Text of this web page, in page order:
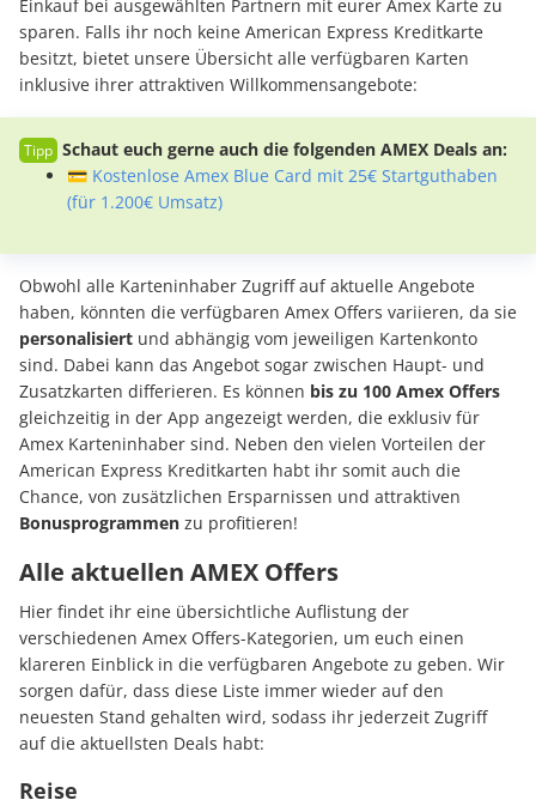
Einkauf bei ausgewählten Partnern mit eurer Amex Karte zu
sparen. Falls ihr noch keine American Express Kreditkarte
besitzt, bietet unsere Übersicht alle verfügbaren Karten
inklusive ihrer attraktiven Willkommensangebote:
Schaut euch gerne auch die folgenden AMEX Deals an:
💳 Kostenlose Amex Blue Card mit 25€ Startguthaben
(für 1.200€ Umsatz)
Obwohl alle Karteninhaber Zugriff auf aktuelle Angebote
haben, könnten die verfügbaren Amex Offers variieren, da sie
personalisiert und abhängig vom jeweiligen Kartenkonto
sind. Dabei kann das Angebot sogar zwischen Haupt- und
Zusatzkarten differieren. Es können bis zu 100 Amex Offers
gleichzeitig in der App angezeigt werden, die exklusiv für
Amex Karteninhaber sind. Neben den vielen Vorteilen der
American Express Kreditkarten habt ihr somit auch die
Chance, von zusätzlichen Ersparnissen und attraktiven
Bonusprogrammen zu profitieren!
Alle aktuellen AMEX Offers
Hier findet ihr eine übersichtliche Auflistung der
verschiedenen Amex Offers-Kategorien, um euch einen
klareren Einblick in die verfügbaren Angebote zu geben. Wir
sorgen dafür, dass diese Liste immer wieder auf den
neuesten Stand gehalten wird, sodass ihr jederzeit Zugriff
auf die aktuellsten Deals habt:
Reise